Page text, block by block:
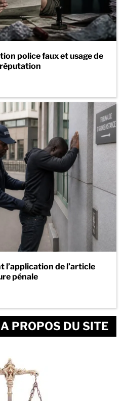
police faux et usage de
l’application de l’article
pénale
A PROPOS DU SITE